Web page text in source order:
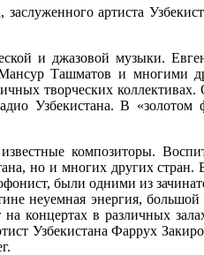
артиста
и джазовой музыки.
Ташматов и многими
творческих
Узбекистана. В
композиторы.
но и многих других стран.
были одними из
неуемная энергия,
на концертах в различных
Узбекистана Фаррух